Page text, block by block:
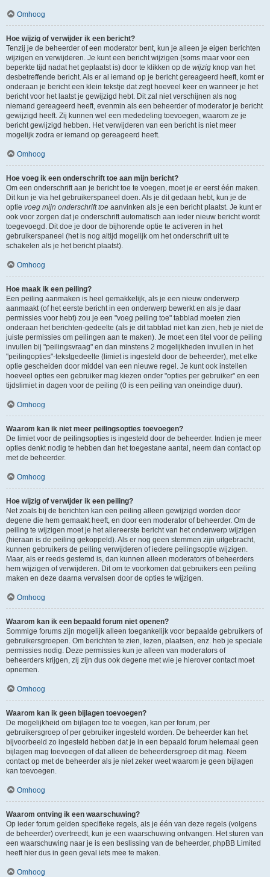
Omhoog
Hoe wijzig of verwijder ik een bericht?
Tenzij je de beheerder of een moderator bent, kun je alleen je eigen berichten
wijzigen en verwijderen. Je kunt een bericht wijzigen (soms maar voor een
beperkte tijd nadat het geplaatst is) door te klikken op de wijzig knop van het
desbetreffende bericht. Als er al iemand op je bericht gereageerd heeft, komt er
onderaan je bericht een klein tekstje dat zegt hoeveel keer en wanneer je het
bericht voor het laatst je gewijzigd hebt. Dit zal niet verschijnen als nog
niemand gereageerd heeft, evenmin als een beheerder of moderator je bericht
gewijzigd heeft. Zij kunnen wel een mededeling toevoegen, waarom ze je
bericht gewijzigd hebben. Het verwijderen van een bericht is niet meer
mogelijk zodra er iemand op gereageerd heeft.
Omhoog
Hoe voeg ik een onderschrift toe aan mijn bericht?
Om een onderschrift aan je bericht toe te voegen, moet je er eerst één maken.
Dit kun je via het gebruikerspaneel doen. Als je dit gedaan hebt, kun je de
optie voeg mijn onderschrift toe aanvinken als je een bericht plaatst. Je kunt er
ook voor zorgen dat je onderschrift automatisch aan ieder nieuw bericht wordt
toegevoegd. Dit doe je door de bijhorende optie te activeren in het
gebruikerspaneel (het is nog altijd mogelijk om het onderschrift uit te
schakelen als je het bericht plaatst).
Omhoog
Hoe maak ik een peiling?
Een peiling aanmaken is heel gemakkelijk, als je een nieuw onderwerp
aanmaakt (of het eerste bericht in een onderwerp bewerkt en als je daar
permissies voor hebt) zou je een "voeg peiling toe" tabblad moeten zien
onderaan het berichten-gedeelte (als je dit tabblad niet kan zien, heb je niet de
juiste permissies om peilingen aan te maken). Je moet een titel voor de peiling
invullen bij "peilingsvraag" en dan minstens 2 mogelijkheden invullen in het
"peilingopties"-tekstgedeelte (limiet is ingesteld door de beheerder), met elke
optie gescheiden door middel van een nieuwe regel. Je kunt ook instellen
hoeveel opties een gebruiker mag kiezen onder "opties per gebruiker" en een
tijdslimiet in dagen voor de peiling (0 is een peiling van oneindige duur).
Omhoog
Waarom kan ik niet meer peilingsopties toevoegen?
De limiet voor de peilingsopties is ingesteld door de beheerder. Indien je meer
opties denkt nodig te hebben dan het toegestane aantal, neem dan contact op
met de beheerder.
Omhoog
Hoe wijzig of verwijder ik een peiling?
Net zoals bij de berichten kan een peiling alleen gewijzigd worden door
degene die hem gemaakt heeft, en door een moderator of beheerder. Om de
peiling te wijzigen moet je het allereerste bericht van het onderwerp wijzigen
(hieraan is de peiling gekoppeld). Als er nog geen stemmen zijn uitgebracht,
kunnen gebruikers de peiling verwijderen of iedere peilingsoptie wijzigen.
Maar, als er reeds gestemd is, dan kunnen alleen moderators of beheerders
hem wijzigen of verwijderen. Dit om te voorkomen dat gebruikers een peiling
maken en deze daarna vervalsen door de opties te wijzigen.
Omhoog
Waarom kan ik een bepaald forum niet openen?
Sommige forums zijn mogelijk alleen toegankelijk voor bepaalde gebruikers of
gebruikersgroepen. Om berichten te zien, lezen, plaatsen, enz. heb je speciale
permissies nodig. Deze permissies kun je alleen van moderators of
beheerders krijgen, zij zijn dus ook degene met wie je hierover contact moet
opnemen.
Omhoog
Waarom kan ik geen bijlagen toevoegen?
De mogelijkheid om bijlagen toe te voegen, kan per forum, per
gebruikersgroep of per gebruiker ingesteld worden. De beheerder kan het
bijvoorbeeld zo ingesteld hebben dat je in een bepaald forum helemaal geen
bijlagen mag toevoegen of dat alleen de beheerdersgroep dit mag. Neem
contact op met de beheerder als je niet zeker weet waarom je geen bijlagen
kan toevoegen.
Omhoog
Waarom ontving ik een waarschuwing?
Op ieder forum gelden specifieke regels, als je één van deze regels (volgens
de beheerder) overtreedt, kun je een waarschuwing ontvangen. Het sturen van
een waarschuwing naar je is een beslissing van de beheerder, phpBB Limited
heeft hier dus in geen geval iets mee te maken.
Omhoog